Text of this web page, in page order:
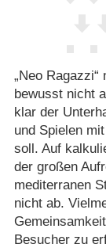
„Neo Ragazzi“
bewusst nicht
klar der
und Spielen
soll. Auf
der großen
mediterranen
nicht ab.
Besucher zu